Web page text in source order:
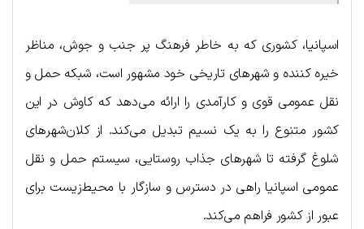
اسپانیا، کشوری که به خاطر فرهنگ پر جنب و جوش، مناظر
خیره کننده و شهرهای تاریخی خود مشهور است، شبکه حمل و
نقل عمومی قوی و کارآمدی را ارائه می‌دهد که کاوش در این
کشور متنوع را به یک نسیم تبدیل می‌کند. از کلان‌شهرهای
شلوغ گرفته تا شهرهای جذاب روستایی، سیستم حمل و نقل
عمومی اسپانیا راهی در دسترس و سازگار با محیط‌زیست برای
عبور از کشور فراهم می‌کند.